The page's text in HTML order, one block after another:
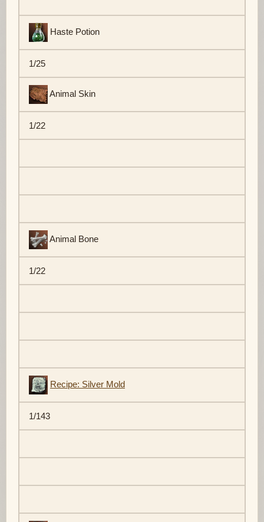
Haste Potion
1/25
Animal Skin
1/22
Animal Bone
1/22
Recipe: Silver Mold
1/143